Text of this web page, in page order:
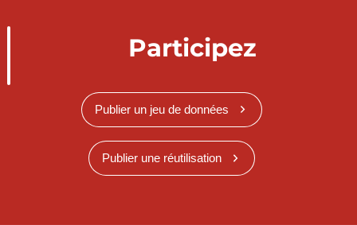
Participez
Publier un jeu de données
Publier une réutilisation